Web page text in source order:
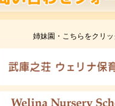
姉妹園・こちらをクリ